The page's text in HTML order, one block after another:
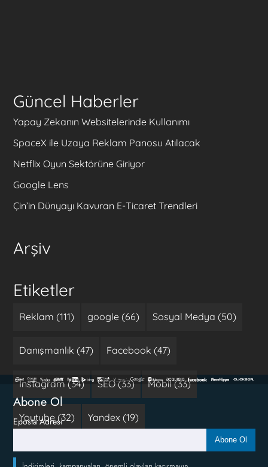
Güncel Haberler
Yapay Zekanın Websitelerinde Kullanımı
SpaceX ile Uzaya Reklam Panosu Atılacak
Netflix Oyun Sektörüne Giriyor
Google Lens
Çin’in Dünyayı Kavuran E-Ticaret Trendleri
Arşiv
Etiketler
Reklam (111) google (66) Sosyal Medya (50)
Danışmanlık (47) Facebook (47)
Instagram (34) SEO (33) Mobil (33)
Youtube (32) Yandex (19)
Abone Ol
Eposta Adresi
Abone Ol